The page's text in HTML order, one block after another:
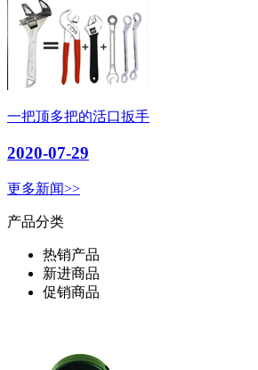
一把顶多把的活口扳手
2020-07-29
更多新闻>>
产品分类
热销产品
新进商品
促销商品